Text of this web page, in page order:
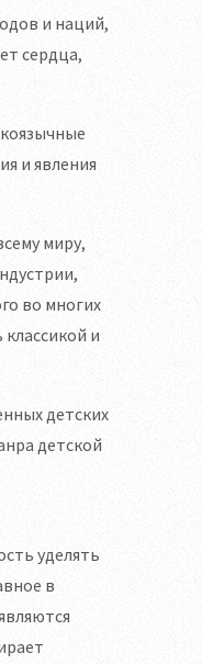
и наций,
сердца,
и явления
миру,
во многих
и
детских
детской
уделять
в